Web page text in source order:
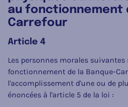
au fonctionnement
Carrefour
Article 4
Les personnes morales suivantes
fonctionnement de la Banque-
l'accomplissement d'une ou de
énoncées à l'article 5 de la loi :